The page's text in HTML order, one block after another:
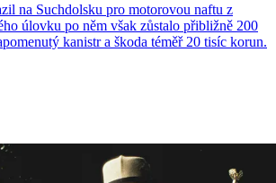
na Suchdolsku pro motorovou naftu z
úlovku po něm však zůstalo přibližně 200
kanistr a škoda téměř 20 tisíc korun.